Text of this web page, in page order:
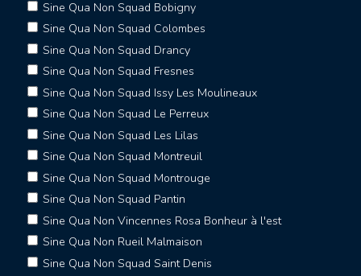
Sine Qua Non Squad Bobigny
Sine Qua Non Squad Colombes
Sine Qua Non Squad Drancy
Sine Qua Non Squad Fresnes
Sine Qua Non Squad Issy Les Moulineaux
Sine Qua Non Squad Le Perreux
Sine Qua Non Squad Les Lilas
Sine Qua Non Squad Montreuil
Sine Qua Non Squad Montrouge
Sine Qua Non Squad Pantin
Sine Qua Non Vincennes Rosa Bonheur à l'est
Sine Qua Non Rueil Malmaison
Sine Qua Non Squad Saint Denis